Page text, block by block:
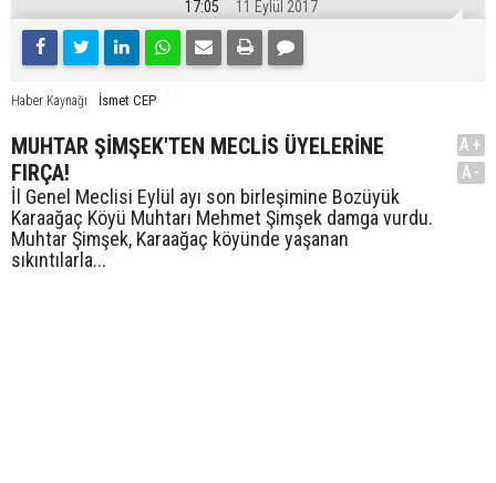
17:05 11 Eylül 2017
Haber Kaynağı İsmet CEP
MUHTAR ŞİMŞEK'TEN MECLİS ÜYELERİNE
FIRÇA!
İl Genel Meclisi Eylül ayı son birleşimine Bozüyük
Karaağaç Köyü Muhtarı Mehmet Şimşek damga vurdu.
Muhtar Şimşek, Karaağaç köyünde yaşanan
sıkıntılarla...
A+
A-